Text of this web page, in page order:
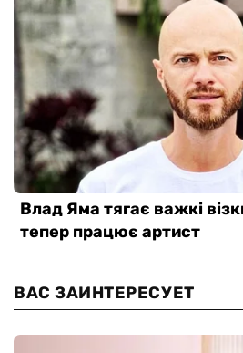
ВАС ЗАИНТЕРЕСУЕТ